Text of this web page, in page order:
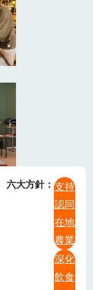
六大方針
支持
認同
在地
農業
深化
飲食